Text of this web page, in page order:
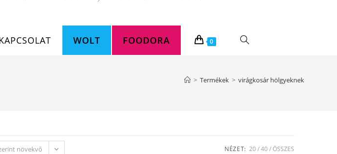
WOLT FOODORA 0 TOGGLE
> Termékek > virágkosár hölgyeknek
növekvő NÉZET: 20 40 ÖSSZES